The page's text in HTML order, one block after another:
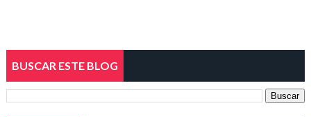
BUSCAR ESTE BLOG